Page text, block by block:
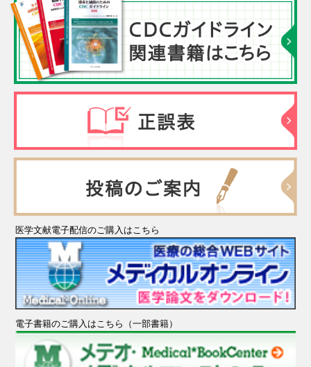
医学文献電子配信のご購入はこちら
電子書籍のご購入はこちら（一部書籍）